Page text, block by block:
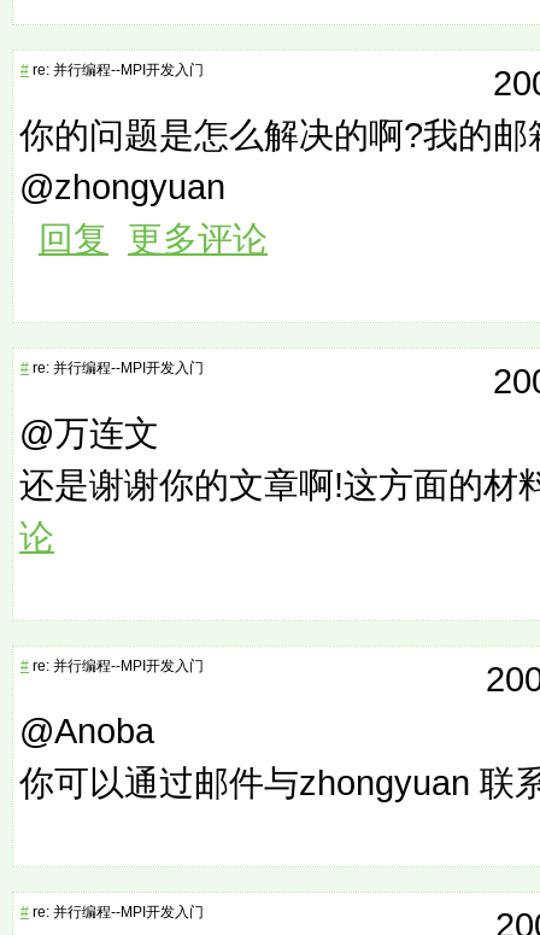
# re: 并行编程--MPI开发入门
你的问题是怎么解决的啊?我的
@zhongyuan
回复
更多评论
# re: 并行编程--MPI开发入门
@万连文
还是谢谢你的文章啊!这方面的
论
# re: 并行编程--MPI开发入门
@Anoba
你可以通过邮件与zhongyuan
# re: 并行编程--MPI开发入门